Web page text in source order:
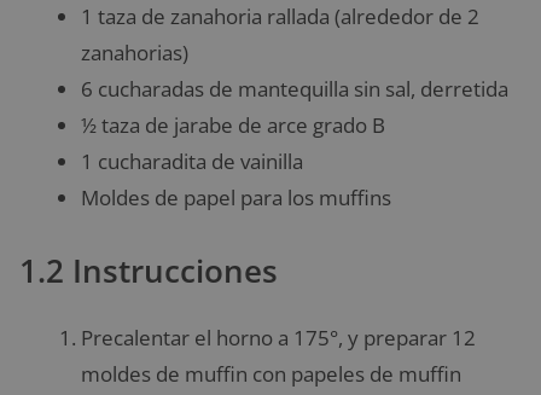
1 taza de zanahoria rallada (alrededor de 2
zanahorias)
6 cucharadas de mantequilla sin sal, derretida
½ taza de jarabe de arce grado B
1 cucharadita de vainilla
Moldes de papel para los muffins
1.2 Instrucciones
Precalentar el horno a 175°, y preparar 12
moldes de muffin con papeles de muffin